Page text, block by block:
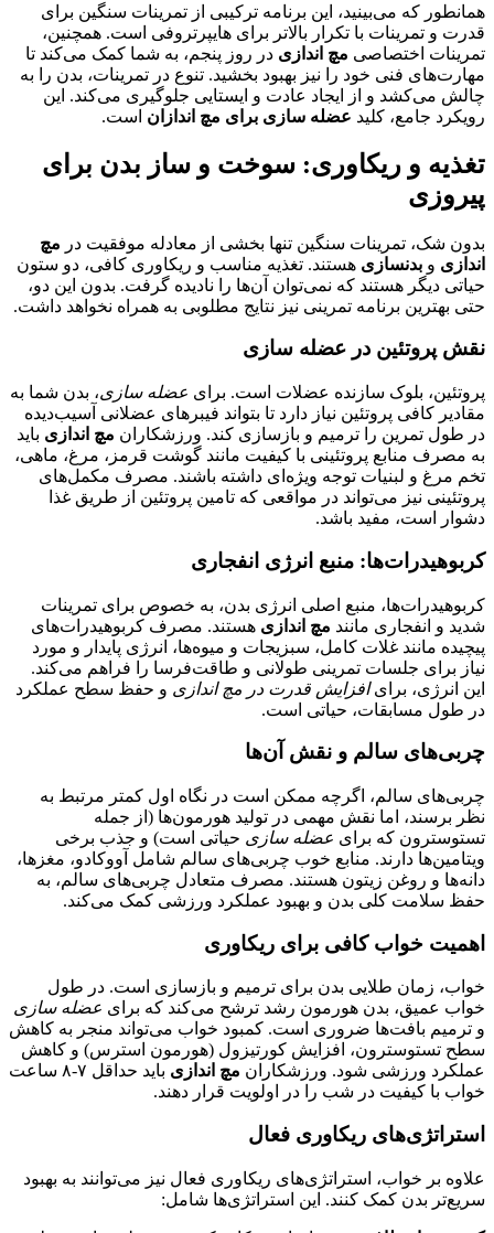
همانطور که می‌بینید، این برنامه ترکیبی از تمرینات سنگین برای
قدرت و تمرینات با تکرار بالاتر برای هایپرتروفی است. همچنین،
تمرینات اختصاصی مچ اندازی در روز پنجم، به شما کمک می‌کند تا
مهارت‌های فنی خود را نیز بهبود بخشید. تنوع در تمرینات، بدن را به
چالش می‌کشد و از ایجاد عادت و ایستایی جلوگیری می‌کند. این
رویکرد جامع، کلید عضله سازی برای مچ اندازان است.
تغذیه و ریکاوری: سوخت و ساز بدن برای
پیروزی
بدون شک، تمرینات سنگین تنها بخشی از معادله موفقیت در مچ
اندازی و بدنسازی هستند. تغذیه مناسب و ریکاوری کافی، دو ستون
حیاتی دیگر هستند که نمی‌توان آن‌ها را نادیده گرفت. بدون این دو،
حتی بهترین برنامه تمرینی نیز نتایج مطلوبی به همراه نخواهد داشت.
نقش پروتئین در عضله سازی
پروتئین، بلوک سازنده عضلات است. برای عضله سازی، بدن شما به
مقادیر کافی پروتئین نیاز دارد تا بتواند فیبرهای عضلانی آسیب‌دیده
در طول تمرین را ترمیم و بازسازی کند. ورزشکاران مچ اندازی باید
به مصرف منابع پروتئینی با کیفیت مانند گوشت قرمز، مرغ، ماهی،
تخم مرغ و لبنیات توجه ویژه‌ای داشته باشند. مصرف مکمل‌های
پروتئینی نیز می‌تواند در مواقعی که تامین پروتئین از طریق غذا
دشوار است، مفید باشد.
کربوهیدرات‌ها: منبع انرژی انفجاری
کربوهیدرات‌ها، منبع اصلی انرژی بدن، به خصوص برای تمرینات
شدید و انفجاری مانند مچ اندازی هستند. مصرف کربوهیدرات‌های
پیچیده مانند غلات کامل، سبزیجات و میوه‌ها، انرژی پایدار و مورد
نیاز برای جلسات تمرینی طولانی و طاقت‌فرسا را فراهم می‌کند.
این انرژی، برایافزایش قدرت در مچ اندازی و حفظ سطح عملکرد
در طول مسابقات، حیاتی است.
چربی‌های سالم و نقش آن‌ها
چربی‌های سالم، اگرچه ممکن است در نگاه اول کمتر مرتبط به
نظر برسند، اما نقش مهمی در تولید هورمون‌ها (از جمله
تستوسترون که برای عضله سازی حیاتی است) و جذب برخی
ویتامین‌ها دارند. منابع خوب چربی‌های سالم شامل آووکادو، مغزها،
دانه‌ها و روغن زیتون هستند. مصرف متعادل چربی‌های سالم، به
حفظ سلامت کلی بدن و بهبود عملکرد ورزشی کمک می‌کند.
اهمیت خواب کافی برای ریکاوری
خواب، زمان طلایی بدن برای ترمیم و بازسازی است. در طول
خواب عمیق، بدن هورمون رشد ترشح می‌کند که برای عضله سازی
و ترمیم بافت‌ها ضروری است. کمبود خواب می‌تواند منجر به کاهش
سطح تستوسترون، افزایش کورتیزول (هورمون استرس) و کاهش
عملکرد ورزشی شود. ورزشکاران مچ اندازی
باید حداقل ۷-۸ ساعت
خواب با کیفیت در شب را در اولویت قرار دهند.
استراتژی‌های ریکاوری فعال
علاوه بر خواب، استراتژی‌های ریکاوری فعال نیز می‌توانند به بهبود
سریع‌تر بدن کمک کنند. این استراتژی‌ها شامل: